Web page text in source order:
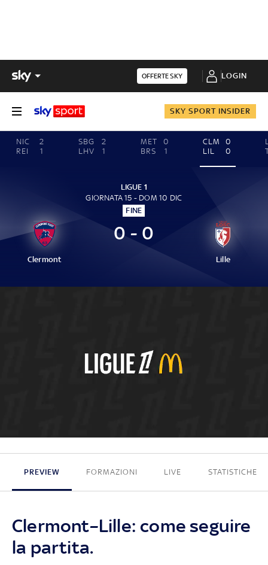
OFFERTE SKY LOGIN
SKY SPORT INSIDER
NIC
2
REI
1
SBG
2
LHV
1
MET
0
BRS
1
CLM
0
LIL
0
LIGUE 1
GIORNATA 15 - DOM 10 DIC
FINE
Clermont
0 - 0
Lille
0 - 0
PREVIEW FORMAZIONI LIVE STATISTICHE
Clermont–Lille: come seguire
la partita.